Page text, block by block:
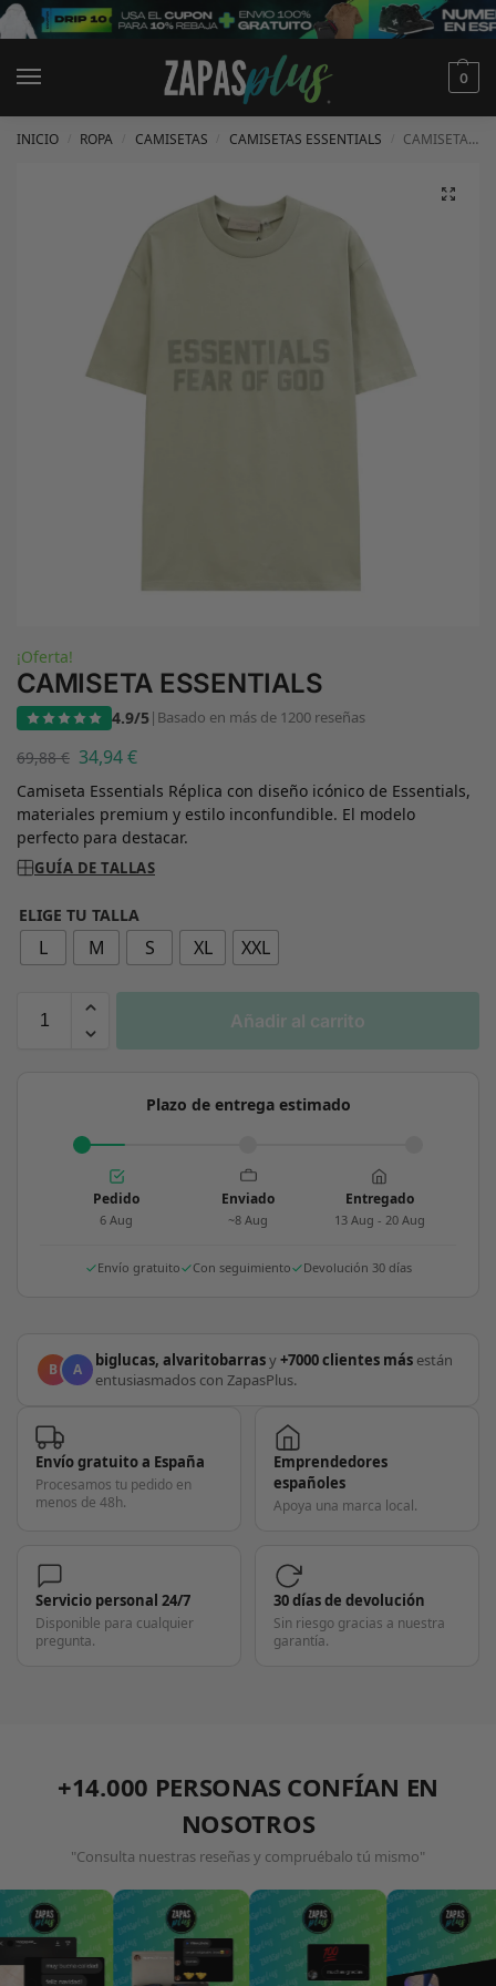
0
INICIO ROPA CAMISETAS CAMISETAS ESSENTIALS CAMISETA ESSENTIALS
¡Oferta!
CAMISETA ESSENTIALS
4.9/5| Basado en más de 1200 reseñas
69,88€ 34,94€
Camiseta Essentials Réplica con diseño icónico de Essentials,
materiales premium y estilo inconfundible. El modelo
perfecto para destacar.
GUÍA DE TALLAS
ELIGE TU TALLA
L M S XL XXL
Añadir al carrito
Plazo de entrega estimado
Pedido
6 Aug
Enviado
~8 Aug
Entregado
13 Aug - 20 Aug
Envío gratuito Con seguimiento Devolución 30 días
B A biglucas, alvaritobarrasy+7000 clientes más están
entusiasmados con ZapasPlus.
Envío gratuito a España
Procesamos tu pedido en
menos de 48h.
Emprendedores
españoles
Apoya una marca local.
Servicio personal 24/7
Disponible para cualquier
pregunta.
30 días de devolución
Sin riesgo gracias a nuestra
garantía.
+14.000 PERSONAS CONFÍAN EN
NOSOTROS
"Consulta nuestras reseñas y compruébalo tú mismo"